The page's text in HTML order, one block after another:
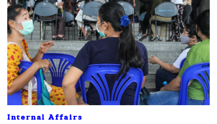
Internal Affairs
ค้นหา
SHARE TWEET LINE EMAIL